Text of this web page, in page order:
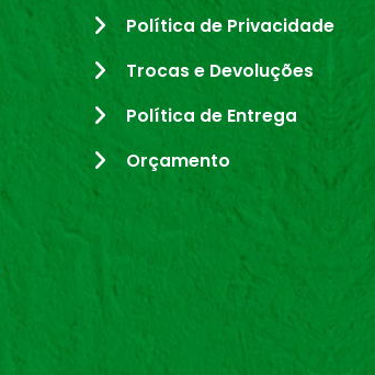
Política de Privacidade
Trocas e Devoluções
Política de Entrega
Orçamento